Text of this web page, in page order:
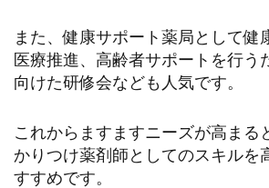
また、健康サポート薬局として健
医療推進、高齢者サポートを行う
向けた研修会なども人気です。
これからますますニーズが高まる
かりつけ薬剤師としてのスキルを
すすめです。